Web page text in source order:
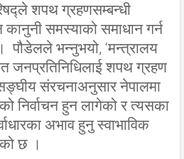
शपथ ग्रहणसम्बन्धी
कानुनी समस्याको समाधान गर्न
पौडेलले भन्नुभयो, ‘मन्त्रालय
जनप्रतिनिधिलाई शपथ ग्रहण
सङ्घीय संरचनाअनुसार नेपालमा
निर्वाचन हुन लागेको र त्यसका
अभाव हुनु स्वाभाविक
छ ।